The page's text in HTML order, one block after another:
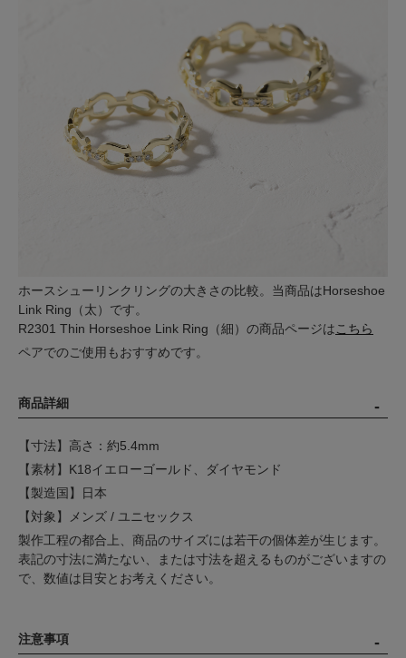
ホースシューリンクリングの大きさの比較。当商品はHorseshoe
Link Ring（太）です。
R2301 Thin Horseshoe Link Ring（細）の商品ページは こちら
ペアでのご使用もおすすめです。
商品詳細
【寸法】高さ：約5.4mm
【素材】K18イエローゴールド、ダイヤモンド
【製造国】日本
【対象】メンズ / ユニセックス
製作工程の都合上、商品のサイズには若干の個体差が生じます。
表記の寸法に満たない、または寸法を超えるものがございますの
で、数値は目安とお考えください。
注意事項